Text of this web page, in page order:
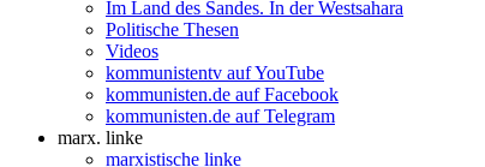
Im Land des Sandes. In der Westsahara
Politische Thesen
Videos
kommunistentv auf YouTube
kommunisten.de auf Facebook
kommunisten.de auf Telegram
marx. linke
marxistische linke